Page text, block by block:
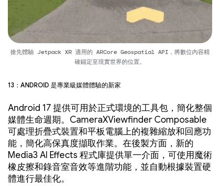
搶先體驗 Jetpack XR 適用的 ARCore Geospatial API，將數位內容精
確錨定至現實世界的位置。
13：Android 是專業級媒體體驗的新家
Android 17 提供可用於正式環境的工具包，簡化整個
媒體生命週期。CameraXViewfinder Composable
可處理折疊式裝置和平板電腦上的複雜縮放和回應功
能，簡化高保真度擷取作業。在後製方面，新的
Media3 AI Effects 程式庫提供單一介面，可使用魔術
橡皮擦和錄音室音效等進階功能，並自動根據裝置硬
體進行最佳化。